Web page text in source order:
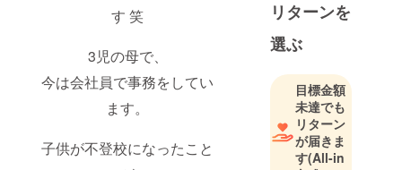
す 笑
3児の母で、
今は会社員で事務をしてい
ます。
子供が不登校になったこと
くこと。幼
い時からや
多くて、
どっち付か
ずだった私
ですが、
やっと道筋
リターンを
選ぶ
目標金額
未達でも
リターン
が届きま
す(All-in